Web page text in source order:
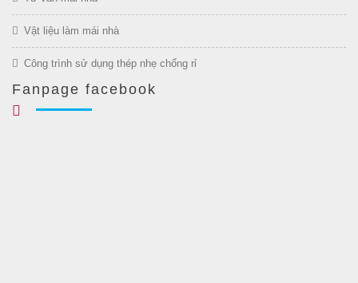
Vật liệu làm mái nhà
Công trình sử dụng thép nhẹ chống rỉ
Fanpage facebook